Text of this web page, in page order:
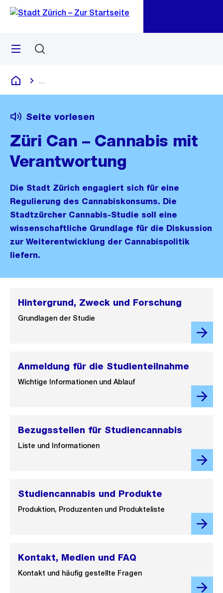
Navigation
Sprunglink
Menü
Deutsch
Seite vorlesen
Züri Can – Cannabis mit
Verantwortung
Die Stadt Zürich engagiert sich für eine
Regulierung des Cannabiskonsums. Die
Stadtzürcher Cannabis-Studie soll eine
wissenschaftliche Grundlage für die Diskussion
zur Weiterentwicklung der Cannabispolitik
liefern.
Hintergrund, Zweck und Forschung
Grundlagen der Studie
Anmeldung für die Studienteilnahme
Wichtige Informationen und Ablauf
Bezugsstellen für Studiencannabis
Liste und Informationen
Studiencannabis und Produkte
Produktion, Produzenten und Produkteliste
Kontakt, Medien und FAQ
Kontakt und häufig gestellte Fragen